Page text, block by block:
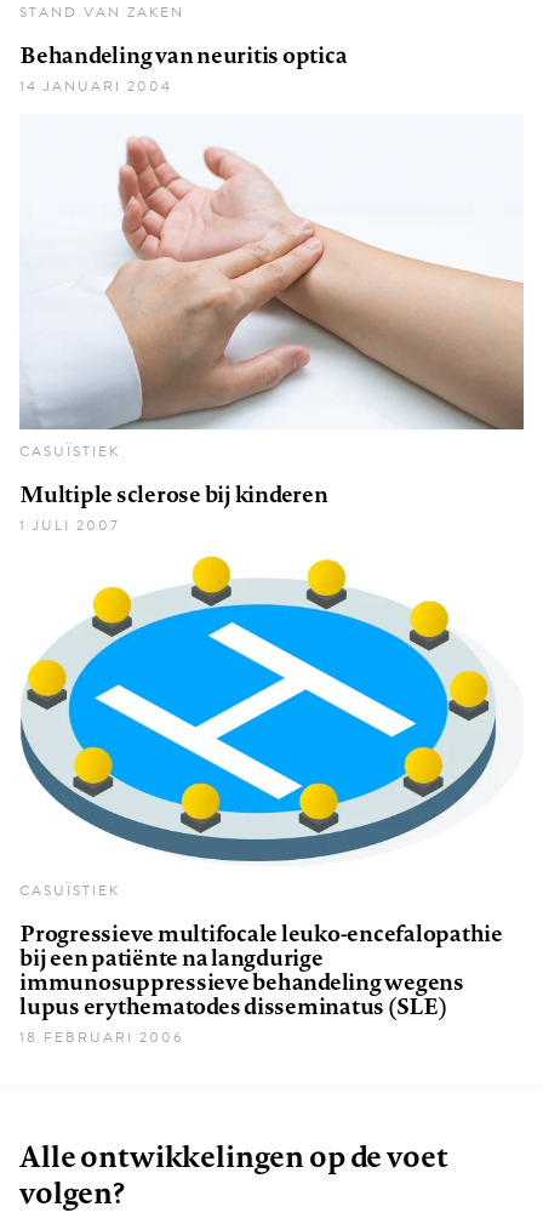
STAND VAN ZAKEN
Behandeling van neuritis optica
14 JANUARI 2004
CASUÏSTIEK
Multiple sclerose bij kinderen
1 JULI 2007
CASUÏSTIEK
Progressieve multifocale leuko-encefalopathie
bij een patiënte na langdurige
immunosuppressieve behandeling wegens
lupus erythematodes disseminatus (SLE)
18 FEBRUARI 2006
Alle ontwikkelingen op de voet
volgen?